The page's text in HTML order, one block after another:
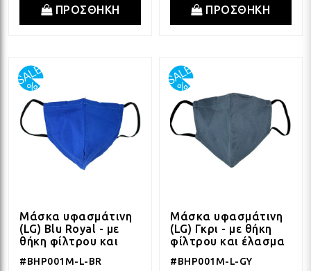
ΠΡΟΣΘΗΚΗ ΠΡΟΣΘΗΚΗ
Μάσκα υφασμάτινη
(LG) Blu Royal - με
θήκη φίλτρου και
#BHP001M-L-BR
Μάσκα υφασμάτινη
(LG) Γκρι - με θήκη
φίλτρου και έλασμα
#BHP001M-L-GY